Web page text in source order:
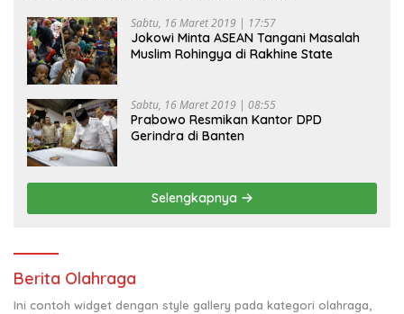
Sabtu, 16 Maret 2019 | 17:57
Jokowi Minta ASEAN Tangani Masalah
Muslim Rohingya di Rakhine State
Sabtu, 16 Maret 2019 | 08:55
Prabowo Resmikan Kantor DPD
Gerindra di Banten
Selengkapnya
Berita Olahraga
Ini contoh widget dengan style gallery pada kategori olahraga,